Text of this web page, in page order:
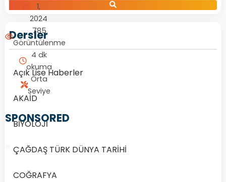
1,
2024
785
Görüntülenme
4 dk
okuma
Orta
Seviye
SPONSORED
Dersler
Açık Lise Haberler
AKAİD
BİYOLOJİ
ÇAĞDAŞ TÜRK DÜNYA TARİHİ
COĞRAFYA